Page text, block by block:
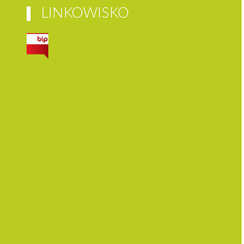
LINKOWISKO